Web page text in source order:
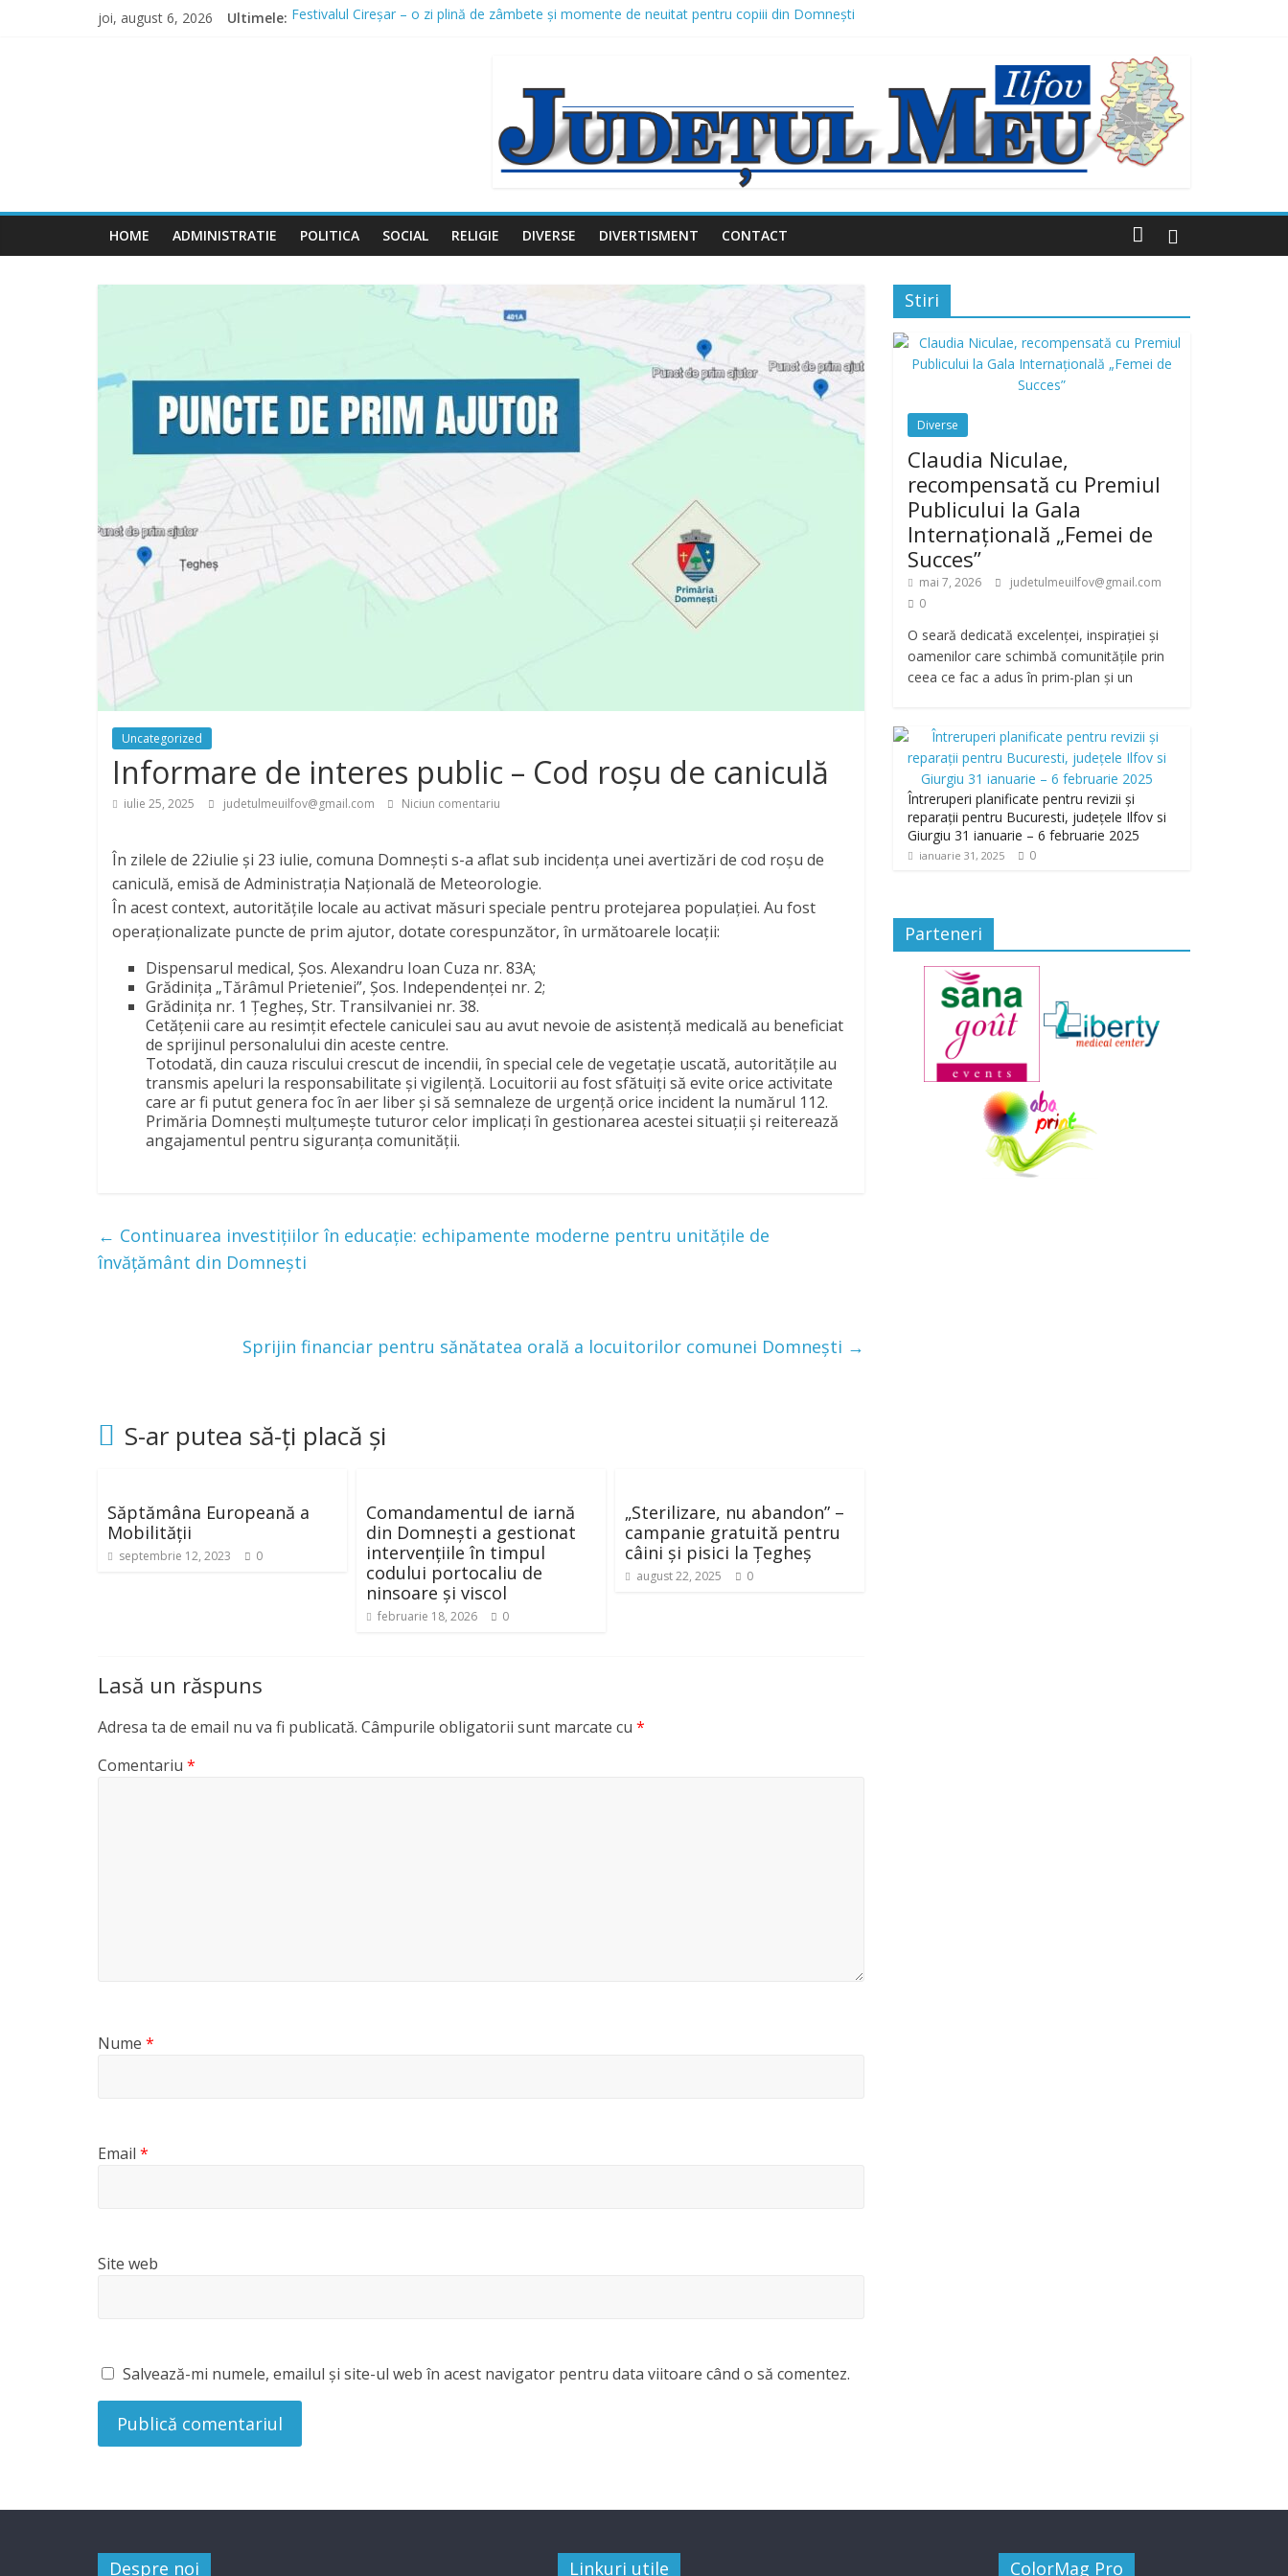
joi, august 6, 2026 Ultimele: Festivalul Cireșar – o zi plină de zâmbete și momente de neuitat pentru copiii din Domnești
Domnești continuă investițiile în iluminatul public: un nou proiect de peste 2,16 milioane de lei, finanțat prin AFM
HOME ADMINISTRATIE POLITICA SOCIAL RELIGIE DIVERSE DIVERTISMENT CONTACT
Uncategorized
Informare de interes public – Cod roșu de caniculă
iulie 25, 2025 judetulmeuilfov@gmail.com Niciun comentariu
În zilele de 22iulie și 23 iulie, comuna Domnești s-a aflat sub incidența unei avertizări de cod roșu de
caniculă, emisă de Administrația Națională de Meteorologie.
În acest context, autoritățile locale au activat măsuri speciale pentru protejarea populației. Au fost
operaționalizate puncte de prim ajutor, dotate corespunzător, în următoarele locații:
Dispensarul medical, Șos. Alexandru Ioan Cuza nr. 83A;
Grădinița „Tărâmul Prieteniei”, Șos. Independenței nr. 2;
Grădinița nr. 1 Țegheș, Str. Transilvaniei nr. 38.
Cetățenii care au resimțit efectele caniculei sau au avut nevoie de asistență medicală au beneficiat
de sprijinul personalului din aceste centre.
Totodată, din cauza riscului crescut de incendii, în special cele de vegetație uscată, autoritățile au
transmis apeluri la responsabilitate și vigilență. Locuitorii au fost sfătuiți să evite orice activitate
care ar fi putut genera foc în aer liber și să semnaleze de urgență orice incident la numărul 112.
Primăria Domnești mulțumește tuturor celor implicați în gestionarea acestei situații și reiterează
angajamentul pentru siguranța comunității.
← Continuarea investițiilor în educație: echipamente moderne pentru unitățile de
învățământ din Domnești
Sprijin financiar pentru sănătatea orală a locuitorilor comunei Domnești →
S-ar putea să-ți placă și
Săptămâna Europeană a
Mobilității
septembrie 12, 2023 0
Comandamentul de iarnă
din Domnești a gestionat
intervențiile în timpul
codului portocaliu de
ninsoare și viscol
februarie 18, 2026 0
„Sterilizare, nu abandon” –
campanie gratuită pentru
câini și pisici la Țegheș
august 22, 2025 0
Lasă un răspuns
Adresa ta de email nu va fi publicată. Câmpurile obligatorii sunt marcate cu *
Comentariu *
Nume *
Email *
Site web
Salvează-mi numele, emailul și site-ul web în acest navigator pentru data viitoare când o să comentez.
Stiri
Diverse
Claudia Niculae,
recompensată cu Premiul
Publicului la Gala
Internațională „Femei de
Succes”
mai 7, 2026
judetulmeuilfov@gmail.com
0
O seară dedicată excelenței, inspirației și
oamenilor care schimbă comunitățile prin
ceea ce fac a adus în prim-plan și un
Întreruperi planificate pentru revizii și
reparații pentru Bucuresti, județele Ilfov si
Giurgiu 31 ianuarie – 6 februarie 2025
ianuarie 31, 2025 0
Parteneri
Despre noi Linkuri utile ColorMag Pro